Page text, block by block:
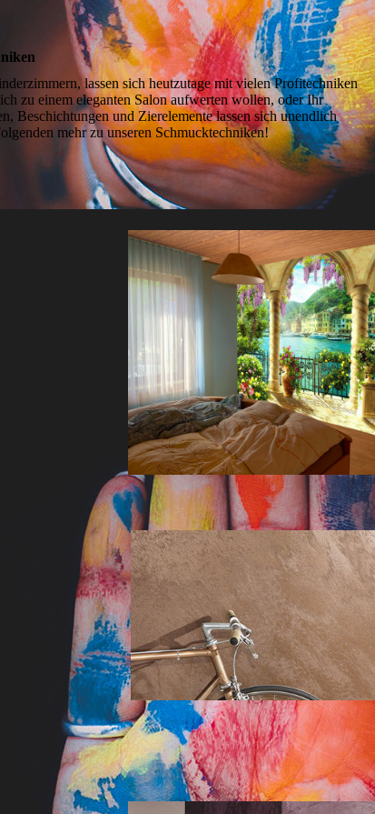
lassen sich heutzutage mit vielen Profitechniken
zu einem eleganten Salon aufwerten wollen, oder Ihr
Beschichtungen und Zierelemente lassen sich unendlich
mehr zu unseren Schmucktechniken!